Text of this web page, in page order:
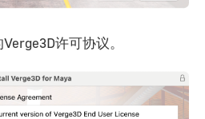
许可协议。